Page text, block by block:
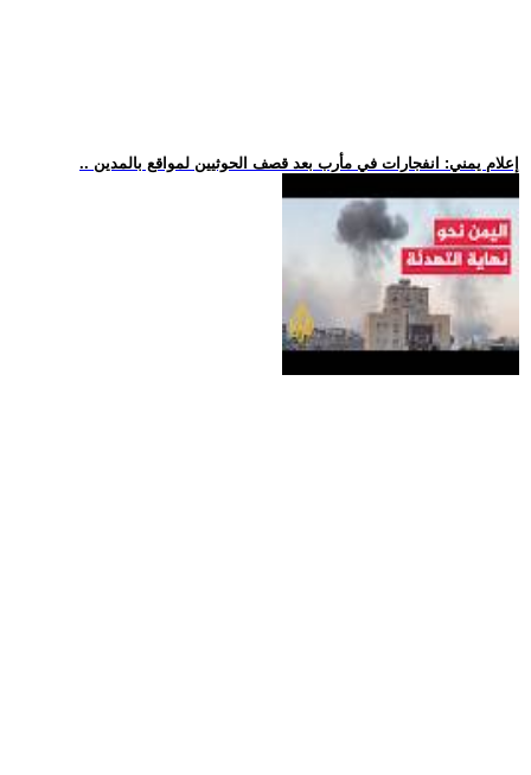
.. إعلام يمني: انفجارات في مأرب بعد قصف الحوثيين لمواقع بالمدين